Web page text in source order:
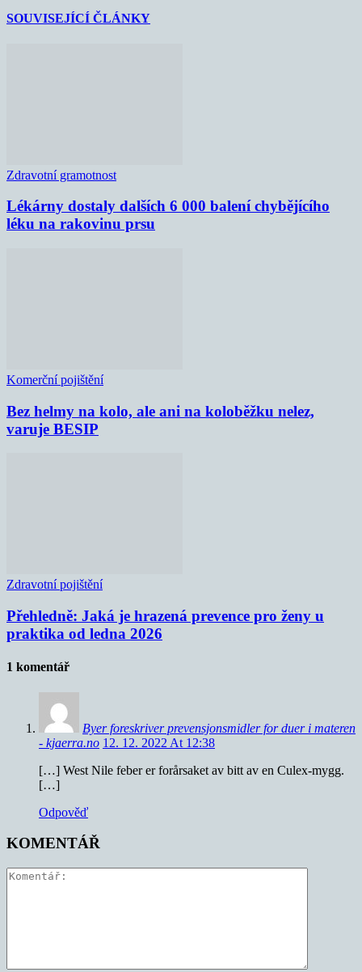
SOUVISEJÍCÍ ČLÁNKY
Zdravotní gramotnost
Lékárny dostaly dalších 6 000 balení chybějícího
léku na rakovinu prsu
Komerční pojištění
Bez helmy na kolo, ale ani na koloběžku nelez,
varuje BESIP
Zdravotní pojištění
Přehledně: Jaká je hrazená prevence pro ženy u
praktika od ledna 2026
1 komentář
Byer foreskriver prevensjonsmidler for duer i materen
- kjaerra.no 12. 12. 2022 At 12:38
[…] West Nile feber er forårsaket av bitt av en Culex-mygg.
[…]
Odpověď
KOMENTÁŘ